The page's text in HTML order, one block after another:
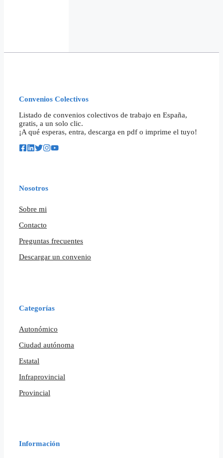
Convenios Colectivos
Listado de convenios colectivos de trabajo en España,
gratis, a un solo clic.
¡A qué esperas, entra, descarga en pdf o imprime el tuyo!
Nosotros
Sobre mi
Contacto
Preguntas frecuentes
Descargar un convenio
Categorías
Autonómico
Ciudad autónoma
Estatal
Infraprovincial
Provincial
Información